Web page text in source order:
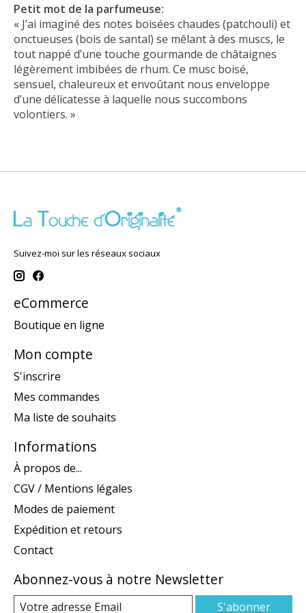
Petit mot de la parfumeuse:
« J’ai imaginé des notes boisées chaudes (patchouli) et
onctueuses (bois de santal) se mêlant à des muscs, le
tout nappé d’une touche gourmande de châtaignes
légèrement imbibées de rhum. Ce musc boisé,
sensuel, chaleureux et envoûtant nous enveloppe
d’une délicatesse à laquelle nous succombons
volontiers. »
Suivez-moi sur les réseaux sociaux
eCommerce
Boutique en ligne
Mon compte
S'inscrire
Mes commandes
Ma liste de souhaits
Informations
À propos de...
CGV / Mentions légales
Modes de paiement
Expédition et retours
Contact
Abonnez-vous à notre Newsletter
S'abonner